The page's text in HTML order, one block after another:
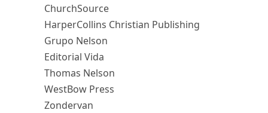
ChurchSource
HarperCollins Christian Publishing
Grupo Nelson
Editorial Vida
Thomas Nelson
WestBow Press
Zondervan